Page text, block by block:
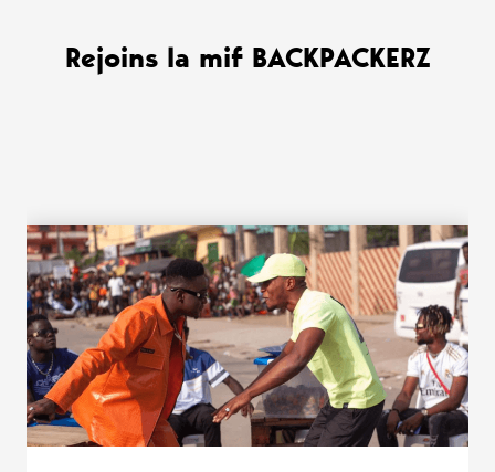
Rejoins la mif BACKPACKERZ
WANT MORE ?